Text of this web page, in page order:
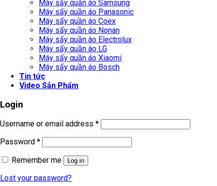
Máy sấy quần áo Samsung
Máy sấy quần áo Panasonic
Máy sấy quần áo Coex
Máy sấy quần áo Nonan
Máy sấy quần áo Electrolux
Máy sấy quần áo LG
Máy sấy quần áo Xiaomi
Máy sấy quần áo Bosch
Tin tức
Video Sản Phẩm
Login
Username or email address *
Password *
Remember me
Log in
Lost your password?